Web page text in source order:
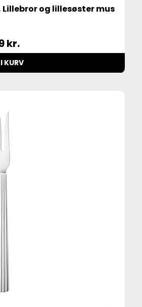
og lillesøster mus
kr.
KURV